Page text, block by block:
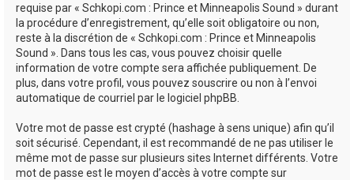
requise par « Schkopi.com : Prince et Minneapolis Sound » durant
la procédure d’enregistrement, qu’elle soit obligatoire ou non,
reste à la discrétion de « Schkopi.com : Prince et Minneapolis
Sound ». Dans tous les cas, vous pouvez choisir quelle
information de votre compte sera affichée publiquement. De
plus, dans votre profil, vous pouvez souscrire ou non à l’envoi
automatique de courriel par le logiciel phpBB.
Votre mot de passe est crypté (hashage à sens unique) afin qu’il
soit sécurisé. Cependant, il est recommandé de ne pas utiliser le
même mot de passe sur plusieurs sites Internet différents. Votre
mot de passe est le moyen d’accès à votre compte sur